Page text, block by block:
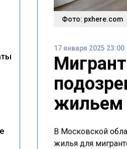
Фото: pxhere.com
17 января 2025 23:00
жильем
В Московской
жилья для